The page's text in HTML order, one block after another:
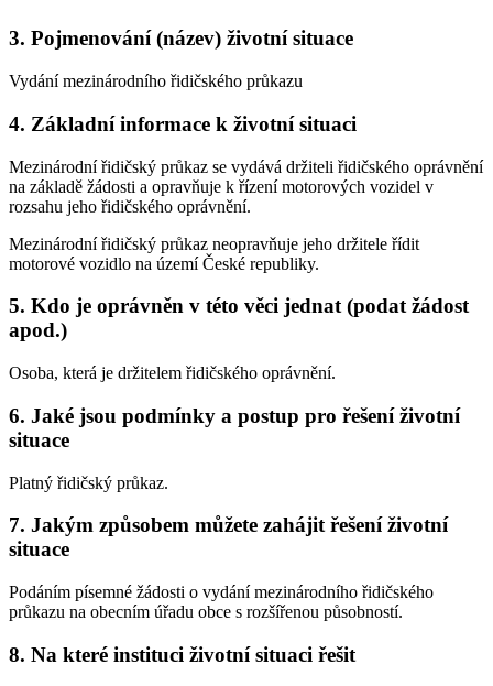
3. Pojmenování (název) životní situace
Vydání mezinárodního řidičského průkazu
4. Základní informace k životní situaci
Mezinárodní řidičský průkaz se vydává držiteli řidičského oprávnění
na základě žádosti a opravňuje k řízení motorových vozidel v
rozsahu jeho řidičského oprávnění.
Mezinárodní řidičský průkaz neopravňuje jeho držitele řídit
motorové vozidlo na území České republiky.
5. Kdo je oprávněn v této věci jednat (podat žádost
apod.)
Osoba, která je držitelem řidičského oprávnění.
6. Jaké jsou podmínky a postup pro řešení životní
situace
Platný řidičský průkaz.
7. Jakým způsobem můžete zahájit řešení životní
situace
Podáním písemné žádosti o vydání mezinárodního řidičského
průkazu na obecním úřadu obce s rozšířenou působností.
8. Na které instituci životní situaci řešit